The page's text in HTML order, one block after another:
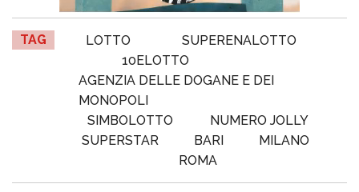
TAG LOTTO
SUPERENALOTTO
10ELOTTO
AGENZIA DELLE DOGANE E DEI
MONOPOLI
SIMBOLOTTO
NUMERO JOLLY
SUPERSTAR
BARI
MILANO
ROMA